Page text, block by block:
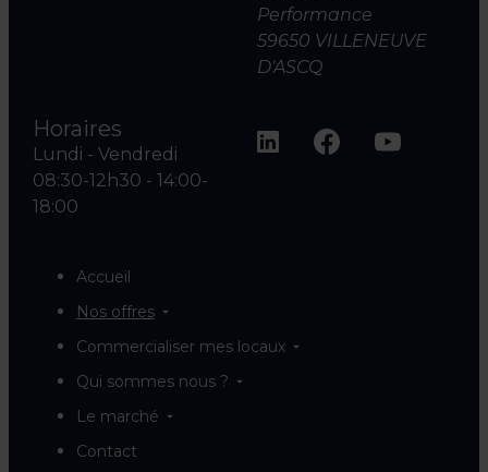
Performance
59650 VILLENEUVE
D'ASCQ
Horaires
Lundi - Vendredi
08:30-12h30 - 14:00-
18:00
Accueil
Nos offres
Commercialiser mes locaux
Qui sommes nous ?
Le marché
Contact